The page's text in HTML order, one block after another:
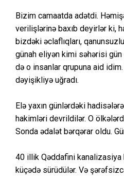
Bizim camaatda adətdi.
verilişlərinə baxıb deyirlər ki,
bizdəki əclaflıqları,
günah eliyən kimi səhərisi gün
də o insanlar qrupuna aid
dəyişikliyə uğradı.
Elə yaxın günlərdəki
hakimləri devrildilər. O
Sonda ədalət bərqərar oldu.
40 illik Qəddafini kanalizasiya
küçədə sürüdülər. Və